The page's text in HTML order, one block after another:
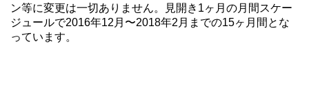
ン等に変更は一切ありません。見開き1ヶ月の月間スケー
ジュールで2016年12月〜2018年2月までの15ヶ月間とな
っています。